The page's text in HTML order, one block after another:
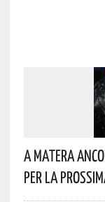
A Matera
Per La